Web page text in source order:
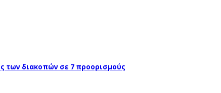
των διακοπών σε 7 προορισμούς